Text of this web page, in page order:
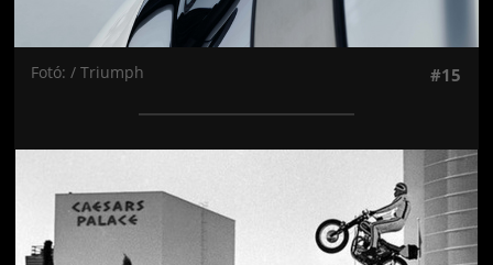
Fotó: / Triumph #15